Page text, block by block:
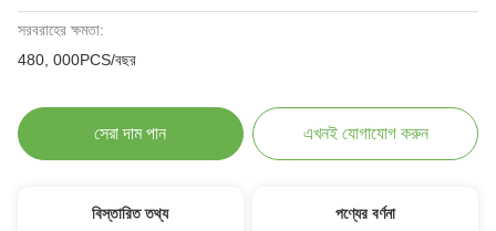
সরবরাহের ক্ষমতা:
480, 000PCS/বছর
সেরা দাম পান এখনই যোগাযোগ করুন
বিস্তারিত তথ্য পণ্যের বর্ণনা